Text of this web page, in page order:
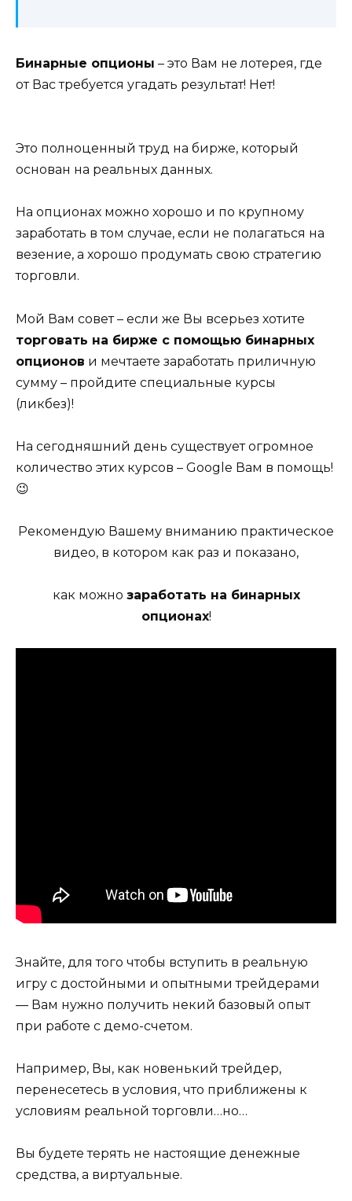
Бинарные опционы – это Вам не лотерея, где
от Вас требуется угадать результат! Нет!
Это полноценный труд на бирже, который
основан на реальных данных.
На опционах можно хорошо и по крупному
заработать в том случае, если не полагаться на
везение, а хорошо продумать свою стратегию
торговли.
Мой Вам совет – если же Вы всерьез хотите
торговать на бирже с помощью бинарных
опционов и мечтаете заработать приличную
сумму – пройдите специальные курсы
(ликбез)!
На сегодняшний день существует огромное
количество этих курсов – Google Вам в помощь!
😉
Рекомендую Вашему вниманию практическое
видео, в котором как раз и показано,
как можно заработать на бинарных
опционах!
Знайте, для того чтобы вступить в реальную
игру с достойными и опытными трейдерами
— Вам нужно получить некий базовый опыт
при работе с демо-счетом.
Например, Вы, как новенький трейдер,
перенесетесь в условия, что приближены к
условиям реальной торговли…но…
Вы будете терять не настоящие денежные
средства, а виртуальные.